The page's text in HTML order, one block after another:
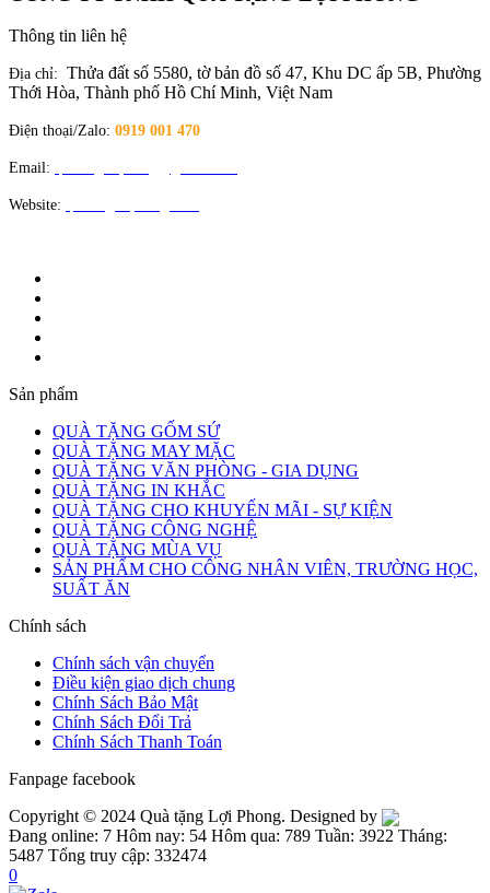
Thông tin liên hệ
Địa chỉ: Thửa đất số 5580, tờ bản đồ số 47, Khu DC ấp 5B, Phường
Thới Hòa, Thành phố Hồ Chí Minh, Việt Nam
Điện thoại/Zalo: 0919 001 470
Email:
Website:
Sản phẩm
QUÀ TẶNG GỐM SỨ
QUÀ TẶNG MAY MẶC
QUÀ TẶNG VĂN PHÒNG - GIA DỤNG
QUÀ TẶNG IN KHẮC
QUÀ TẶNG CHO KHUYẾN MÃI - SỰ KIỆN
QUÀ TẶNG CÔNG NGHỆ
QUÀ TẶNG MÙA VỤ
SẢN PHẨM CHO CÔNG NHÂN VIÊN, TRƯỜNG HỌC,
SUẤT ĂN
Chính sách
Chính sách vận chuyển
Điều kiện giao dịch chung
Chính Sách Bảo Mật
Chính Sách Đổi Trả
Chính Sách Thanh Toán
Fanpage facebook
Copyright © 2024 Quà tặng Lợi Phong. Designed by
Đang online: 7 Hôm nay: 54 Hôm qua: 789 Tuần: 3922 Tháng:
5487 Tổng truy cập: 332474
0